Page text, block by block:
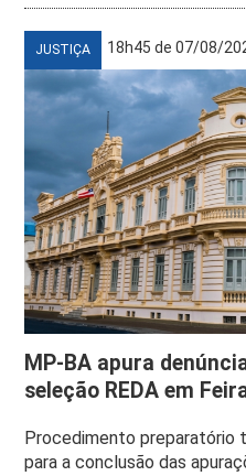
JUSTIÇA 18h45 de 07/08/
MP-BA apura
seleção REDA em
Procedimento preparatório
para a conclusão das